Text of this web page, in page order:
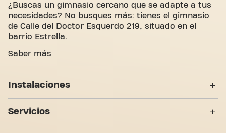
¿Buscas un gimnasio cercano que se adapte a tus
necesidades? No busques más: tienes el gimnasio
de Calle del Doctor Esquerdo 219, situado en el
barrio Estrella.
Entendemos lo importante que es disponer de un
entrenamiento y entrenadores certificados,
proceso. Nuestro gimnasio ofrece una gran
variedad de máquinas, entrenamientos en vídeo,
entrenamiento personal, clases colectivas. Pero lo
Saber más
Instalaciones
Servicios